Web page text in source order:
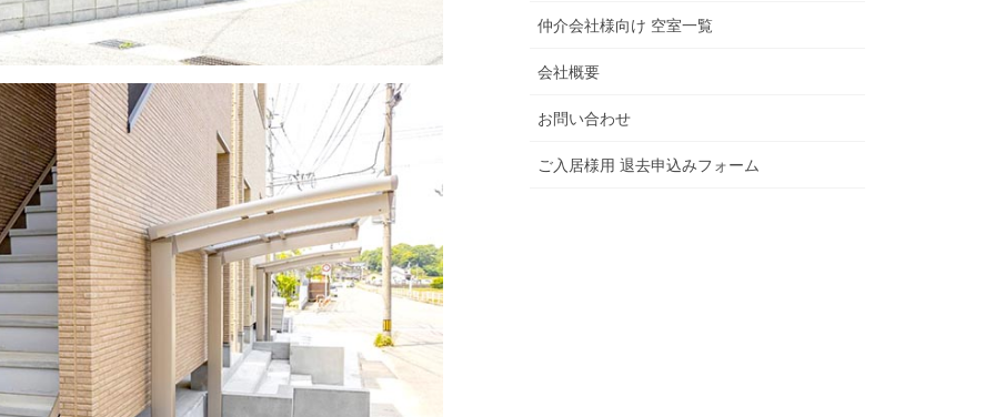
仲介会社様向け 空室一覧
会社概要
お問い合わせ
ご入居様用 退去申込みフォーム